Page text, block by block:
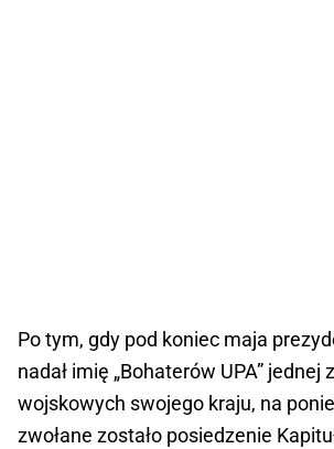
Po tym, gdy pod koniec maja
nadał imię „Bohaterów UPA” jednej
wojskowych swojego kraju, na
zwołane zostało posiedzenie